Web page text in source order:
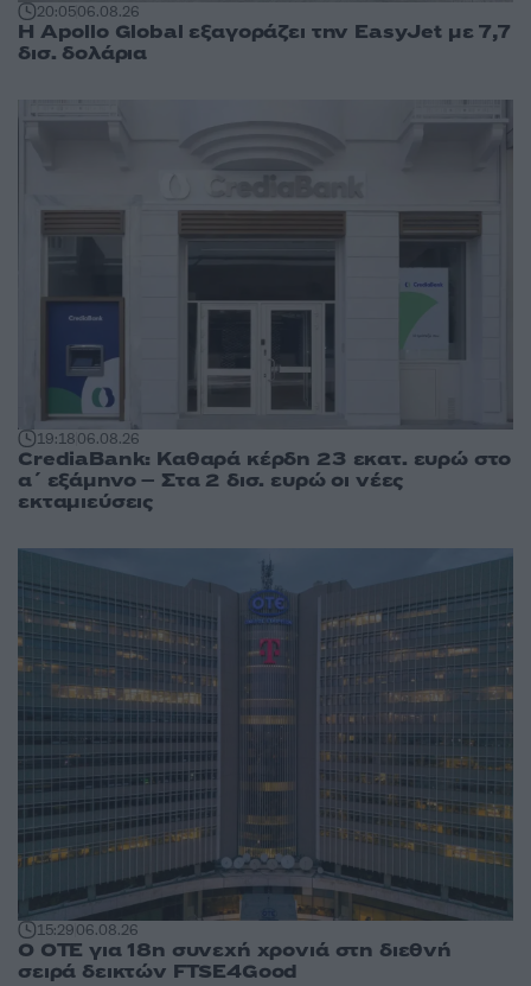
20:0506.08.26
Η Apollo Global εξαγοράζει την EasyJet με 7,7
δισ. δολάρια
19:1806.08.26
CrediaBank: Καθαρά κέρδη 23 εκατ. ευρώ στο
α΄ εξάμηνο – Στα 2 δισ. ευρώ οι νέες
εκταμιεύσεις
15:2906.08.26
Ο ΟΤΕ για 18η συνεχή χρονιά στη διεθνή
σειρά δεικτών FTSE4Good